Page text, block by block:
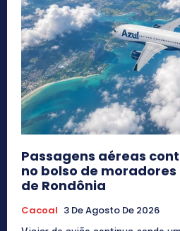
Passagens aéreas
no bolso de
de Rondônia
Cacoal 3 De Agosto De 2026